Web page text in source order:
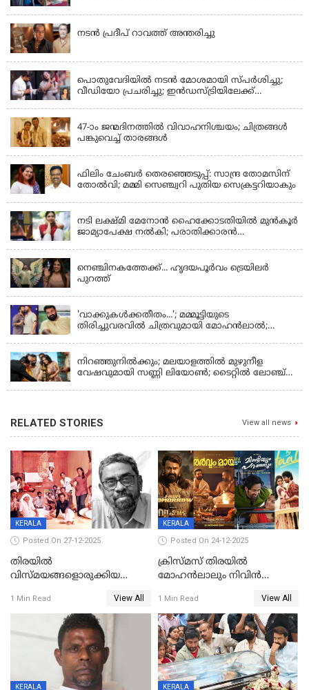
നടൻ പ്രദീപ് റാവത്ത് അന്തരിച്ചു
പൊതുവേദിയില്‍ നടന്‍ മോശമായി സ്പര്‍ശിച്ചു;
വീഡിയോ പ്രചരിച്ചു; ഇന്‍ഡസ്ട്രിയിലേക്ക്
47-ാം ജന്മദിനത്തിൽ വിവാഹനിശ്ചയം; ചിത്രങ്ങള്‍
പങ്കുവെച്ച് താരങ്ങൾ
ഫിലിം ചേംബർ തെരഞ്ഞെടുപ്പ്: സാന്ദ്ര തോമസിന്
തോൽവി; മമ്മി സെഞ്ച്വറി പുതിയ സെക്രട്ടറിയാകും
നടി ലക്ഷ്മി മേനോൻ ഹൈക്കോടതിയിൽ മുൻ‌കൂർ
ജാമ്യാപേക്ഷ നൽകി; പരാതിക്കാരൻ
നെഞ്ചിനകത്തേക്ക്... ഹൃദയപൂര്‍വം ട്രെയിലര്‍
പുറത്ത്
'വാക്കുകള്‍ക്കതീതം...'; മമ്മൂട്ടിയുടെ
തിരിച്ചുവരവില്‍ ചിത്രവുമായി മോഹന്‍ലാല്‍;
നിറഞ്ഞുനിൽക്കും; മലയാളത്തിൽ മുഴുനീള
വേഷവുമായി സണ്ണി ലിയോൺ; ടൈറ്റിൽ ലോഞ്ച്
RELATED STORIES View all news
KERALA
Posted On 27-12-2025
തിരയിൽ
വിസ്മയങ്ങളൊരുക്കിയ
ശേഖര്‍ അന്തരിച്ചു
1 Min Read View All
KERALA
Posted On 24-12-2025
ക്രിസ്മസ് തിരയിൽ
മോഹൻലാലും നിവിൻ
ഷെയ്‌നും; 200 കോടി
മുടക്കിയെത്തുന്ന
വൃഷഭയുൾപ്പെടെ കാണാം
1 Min Read View All
KERALA KERALA